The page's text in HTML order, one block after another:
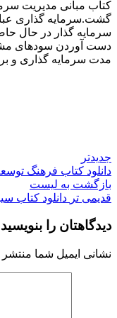
کتاب مبانی مدیریت
گشت.سرمایه گذاری
سرمایه گذار در حال
دست آوردن سودهای
مدت سرمایه گذاری و
جدیدتر
دانلود کتاب فرهنگ
بازگشت به لیست
قدیمی تر دانلود کتاب
دیدگاهتان را بنویسید
نشانی ایمیل شما